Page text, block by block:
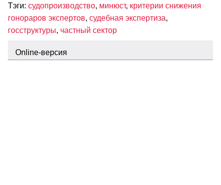
Тэги: судопроизводство, минюст, критерии снижения
гонораров экспертов, судебная экспертиза,
госструктуры, частный сектор
Оnline-версия